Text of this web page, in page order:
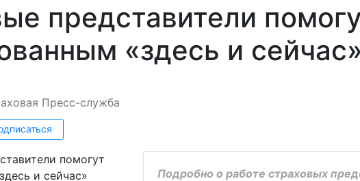
представители
«здесь и сейчас»
Пресс-служба
Подробно о работе страховых